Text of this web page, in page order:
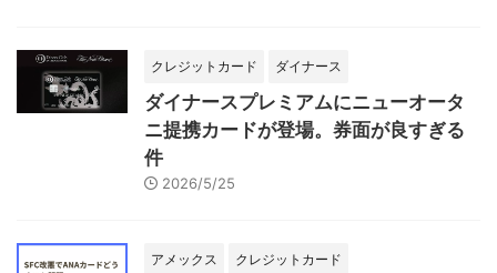
クレジットカード ダイナース
ダイナースプレミアムにニューオータ
ニ提携カードが登場。券面が良すぎる
件
2026/5/25
アメックス クレジットカード